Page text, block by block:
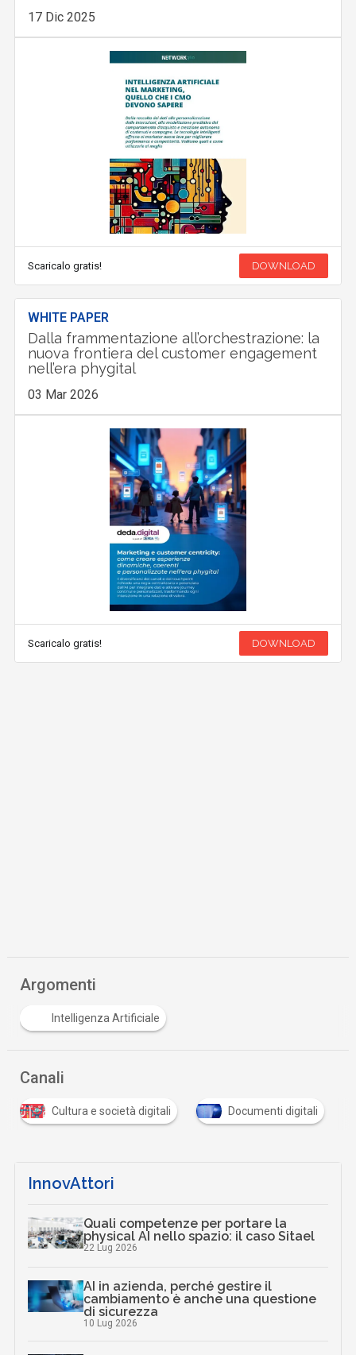
17 Dic 2025
Scaricalo gratis! DOWNLOAD
WHITE PAPER
Dalla frammentazione all’orchestrazione: la
nuova frontiera del customer engagement
nell’era phygital
03 Mar 2026
Scaricalo gratis! DOWNLOAD
Argomenti
Intelligenza Artificiale
Canali
Documenti digitali P Privacy S Sicurezza
InnovAttori
Quali competenze per portare la
physical AI nello spazio: il caso Sitael
22 Lug 2026
AI in azienda, perché gestire il
cambiamento è anche una questione
di sicurezza
10 Lug 2026